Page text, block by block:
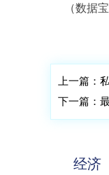
（数据宝
上一篇：
下一篇：
经济